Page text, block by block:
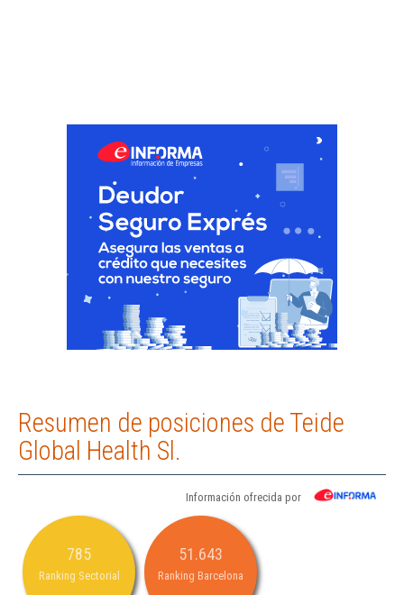
Resumen de posiciones de Teide
Global Health Sl.
Información ofrecida por
785
Ranking Sectorial
51.643
Ranking Barcelona